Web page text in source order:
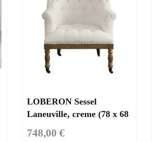
LOBERON Sessel
Laneuville, creme (78 x 68
748,00 €